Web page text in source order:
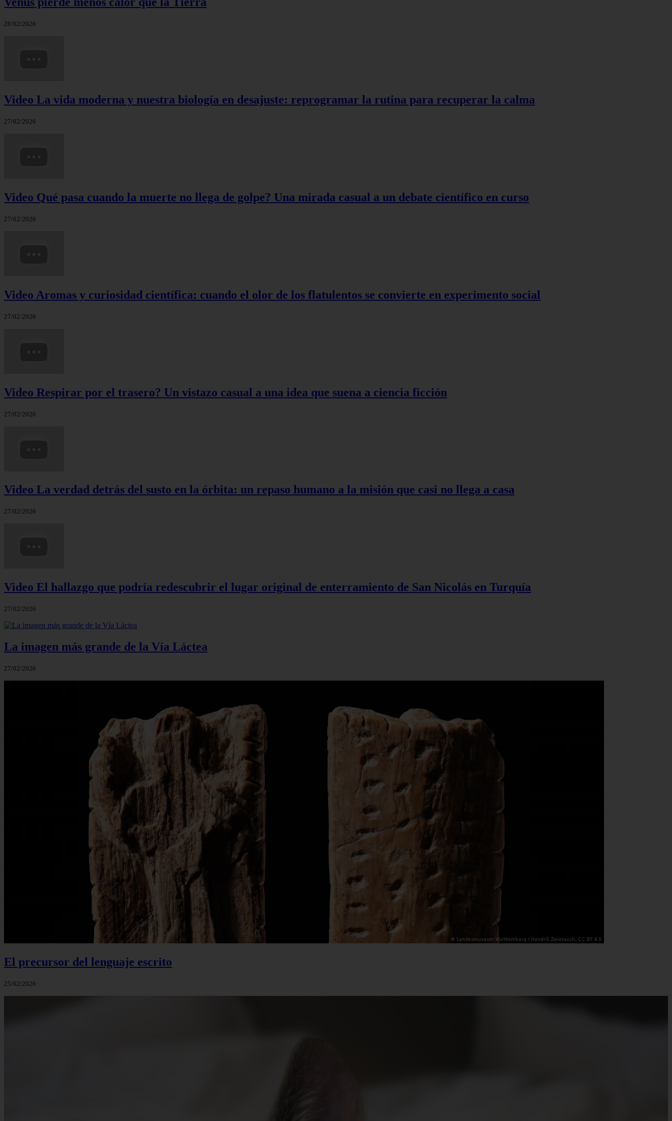
28/02/2026
Video La vida moderna y nuestra biología en desajuste: reprogramar la rutina para recuperar la calma
27/02/2026
Video Qué pasa cuando la muerte no llega de golpe? Una mirada casual a un debate científico en curso
27/02/2026
Video Aromas y curiosidad científica: cuando el olor de los flatulentos se convierte en experimento social
27/02/2026
Video Respirar por el trasero? Un vistazo casual a una idea que suena a ciencia ficción
27/02/2026
Video La verdad detrás del susto en la órbita: un repaso humano a la misión que casi no llega a casa
27/02/2026
Video El hallazgo que podría redescubrir el lugar original de enterramiento de San Nicolás en Turquía
27/02/2026
La imagen más grande de la Vía Láctea
27/02/2026
El precursor del lenguaje escrito
25/02/2026